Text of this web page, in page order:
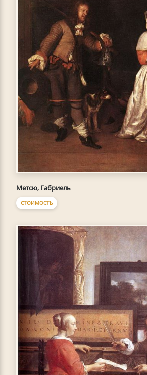
Метсю, Габриель
СТОИМОСТЬ